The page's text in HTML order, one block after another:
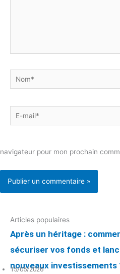
Nom*
E-
mail*
navigateur pour mon prochain
Articles populaires
Après un héritage :
sécuriser vos fonds et
nouveaux investissements
15/05/2026